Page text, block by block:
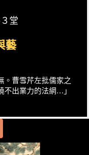
堂
藝
。曹雪芹左批儒家之
不出業力的法網…」